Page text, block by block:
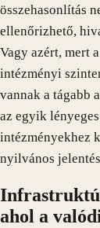
összehasonlítás
ellenőrizhető,
Vagy azért, mert
intézményi
vannak a tágabb
az egyik
intézményekhez
nyilvános
ahol a